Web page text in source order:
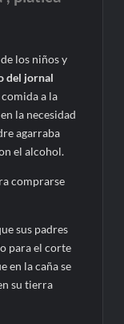
los niños y
del jornal
a la
la necesidad
agarraba
el alcohol.
comprarse
sus padres
para el corte
en la caña se
su tierra